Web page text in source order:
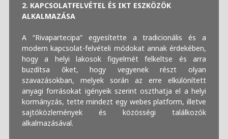
2. KAPCSOLATFELVÉTEL ÉS IKT ESZKÖZÖK
ALKALMAZÁSA
A “Rivapartecipa” egyesítette a tradicionális és a
modern kapcsolat-felvételi módokat annak érdekében,
hogy a helyi lakosok figyelmét felkeltse és arra
buzdítsa őket, hogy vegyenek részt olyan
szavazásokban, melyek során az erre elkülönített
anyagi forrásokat igényeik szerint oszthatja el a helyi
kormányzás, tette mindezt egy webes platform, illetve
sajtóközlemények és közösségi találkozók
alkalmazásával.